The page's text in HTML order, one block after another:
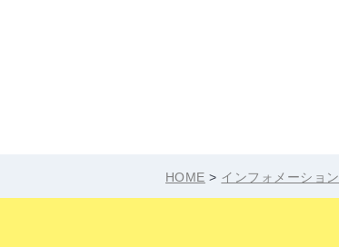
HOME > インフォメーション